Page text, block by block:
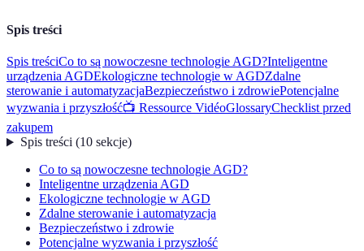
Spis treści
Spis treściCo to są nowoczesne technologie AGD?Inteligentne
urządzenia AGDEkologiczne technologie w AGDZdalne
sterowanie i automatyzacjaBezpieczeństwo i zdrowiePotencjalne
wyzwania i przyszłość📺 Ressource VidéoGlossaryChecklist przed
zakupem
Spis treści(10 sekcje)
Co to są nowoczesne technologie AGD?
Inteligentne urządzenia AGD
Ekologiczne technologie w AGD
Zdalne sterowanie i automatyzacja
Bezpieczeństwo i zdrowie
Potencjalne wyzwania i przyszłość